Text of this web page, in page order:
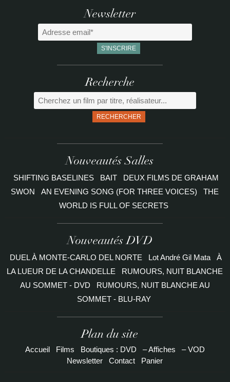
Newsletter
Recherche
RECHERCHER
Nouveautés Salles
SHIFTING BASELINES BAIT
DEUX FILMS DE GRAHAM
SWON
AN EVENING SONG (FOR THREE VOICES)
THE
WORLD IS FULL OF SECRETS
Nouveautés DVD
DUEL À MONTE-CARLO DEL NORTE Lot André Gil Mata
À
LA LUEUR DE LA CHANDELLE
RUMOURS, NUIT BLANCHE
AU SOMMET - DVD
RUMOURS, NUIT BLANCHE AU
SOMMET - BLU-RAY
Plan du site
Accueil Films Boutiques : DVD – Affiches
– VOD
Newsletter
Contact Panier